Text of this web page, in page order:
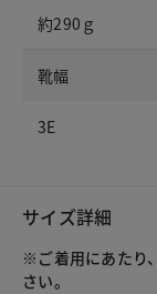
約290ｇ
靴幅
3E
サイズ詳細
※ご着用にあたり
さい。